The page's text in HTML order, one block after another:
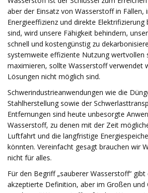
aber der Einsatz von Wasserstoff in Fällen,
Energieeffizienz und direkte Elektrifizierung
sind, wird unsere Fähigkeit behindern,
schnell und kostengünstig zu
systemweite effiziente Nutzung wertvollen
maximieren, sollte Wasserstoff verwendet
Lösungen nicht möglich sind.
Schwerindustrieanwendungen wie die
Stahlherstellung sowie der
Entfernungen sind heute unbesorgte
Wasserstoff, zu denen mit der Zeit
Luftfahrt und die langfristige
könnten. Vereinfacht gesagt brauchen wir
nicht für alles.
Für den Begriff „sauberer Wasserstoff“
akzeptierte Definition, aber im Großen und